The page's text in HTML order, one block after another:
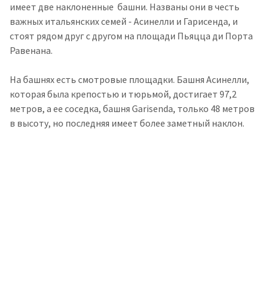
имеет две наклоненные башни. Названы они в честь
важных итальянских семей - Асинелли и Гарисенда, и
стоят рядом друг с другом на площади Пьяцца ди Порта
Равенана.
На башнях есть смотровые площадки. Башня Асинелли,
которая была крепостью и тюрьмой, достигает 97,2
метров, а ее соседка, башня Garisenda, только 48 метров
в высоту, но последняя имеет более заметный наклон.